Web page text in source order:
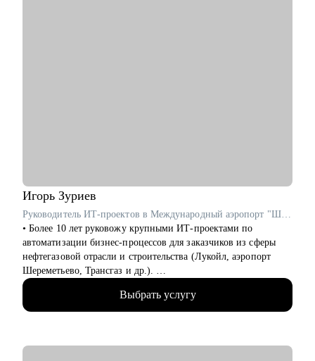
Игорь Зуриев
Руководитель ИТ-проектов в Международный аэропорт "Шереметьево" / ex-Лукойл
• Более 10 лет руковожу крупными ИТ-проектами по
автоматизации бизнес-процессов для заказчиков из сферы
нефтегазовой отрасли и строительства (Лукойл, аэропорт
Шереметьево, Трансгаз и др.).
• Принимал участие в реализации крупных ИТ-проектов по
разработке цифровых продуктов.
• Руковожу проектами по автоматизации бизнеса и внедрения
Выбрать услугу